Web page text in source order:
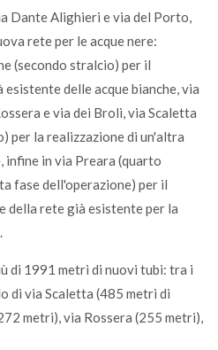
Dante Alighieri e via del Porto,
rete per le acque nere:
(secondo stralcio) per il
delle acque bianche, via
e via dei Broli, via Scaletta
per la realizzazione di un'altra
infine in via Preara (quarto
fase dell'operazione) per il
della rete già esistente per la
di 1991 metri di nuovi tubi: tra i
di via Scaletta (485 metri di
metri), via Rossera (255 metri),